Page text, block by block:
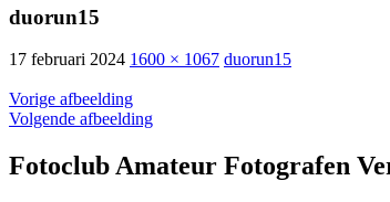
duorun15
17 februari 2024 1600 × 1067 duorun15
Vorige afbeelding
Volgende afbeelding
Fotoclub Amateur Fotografen